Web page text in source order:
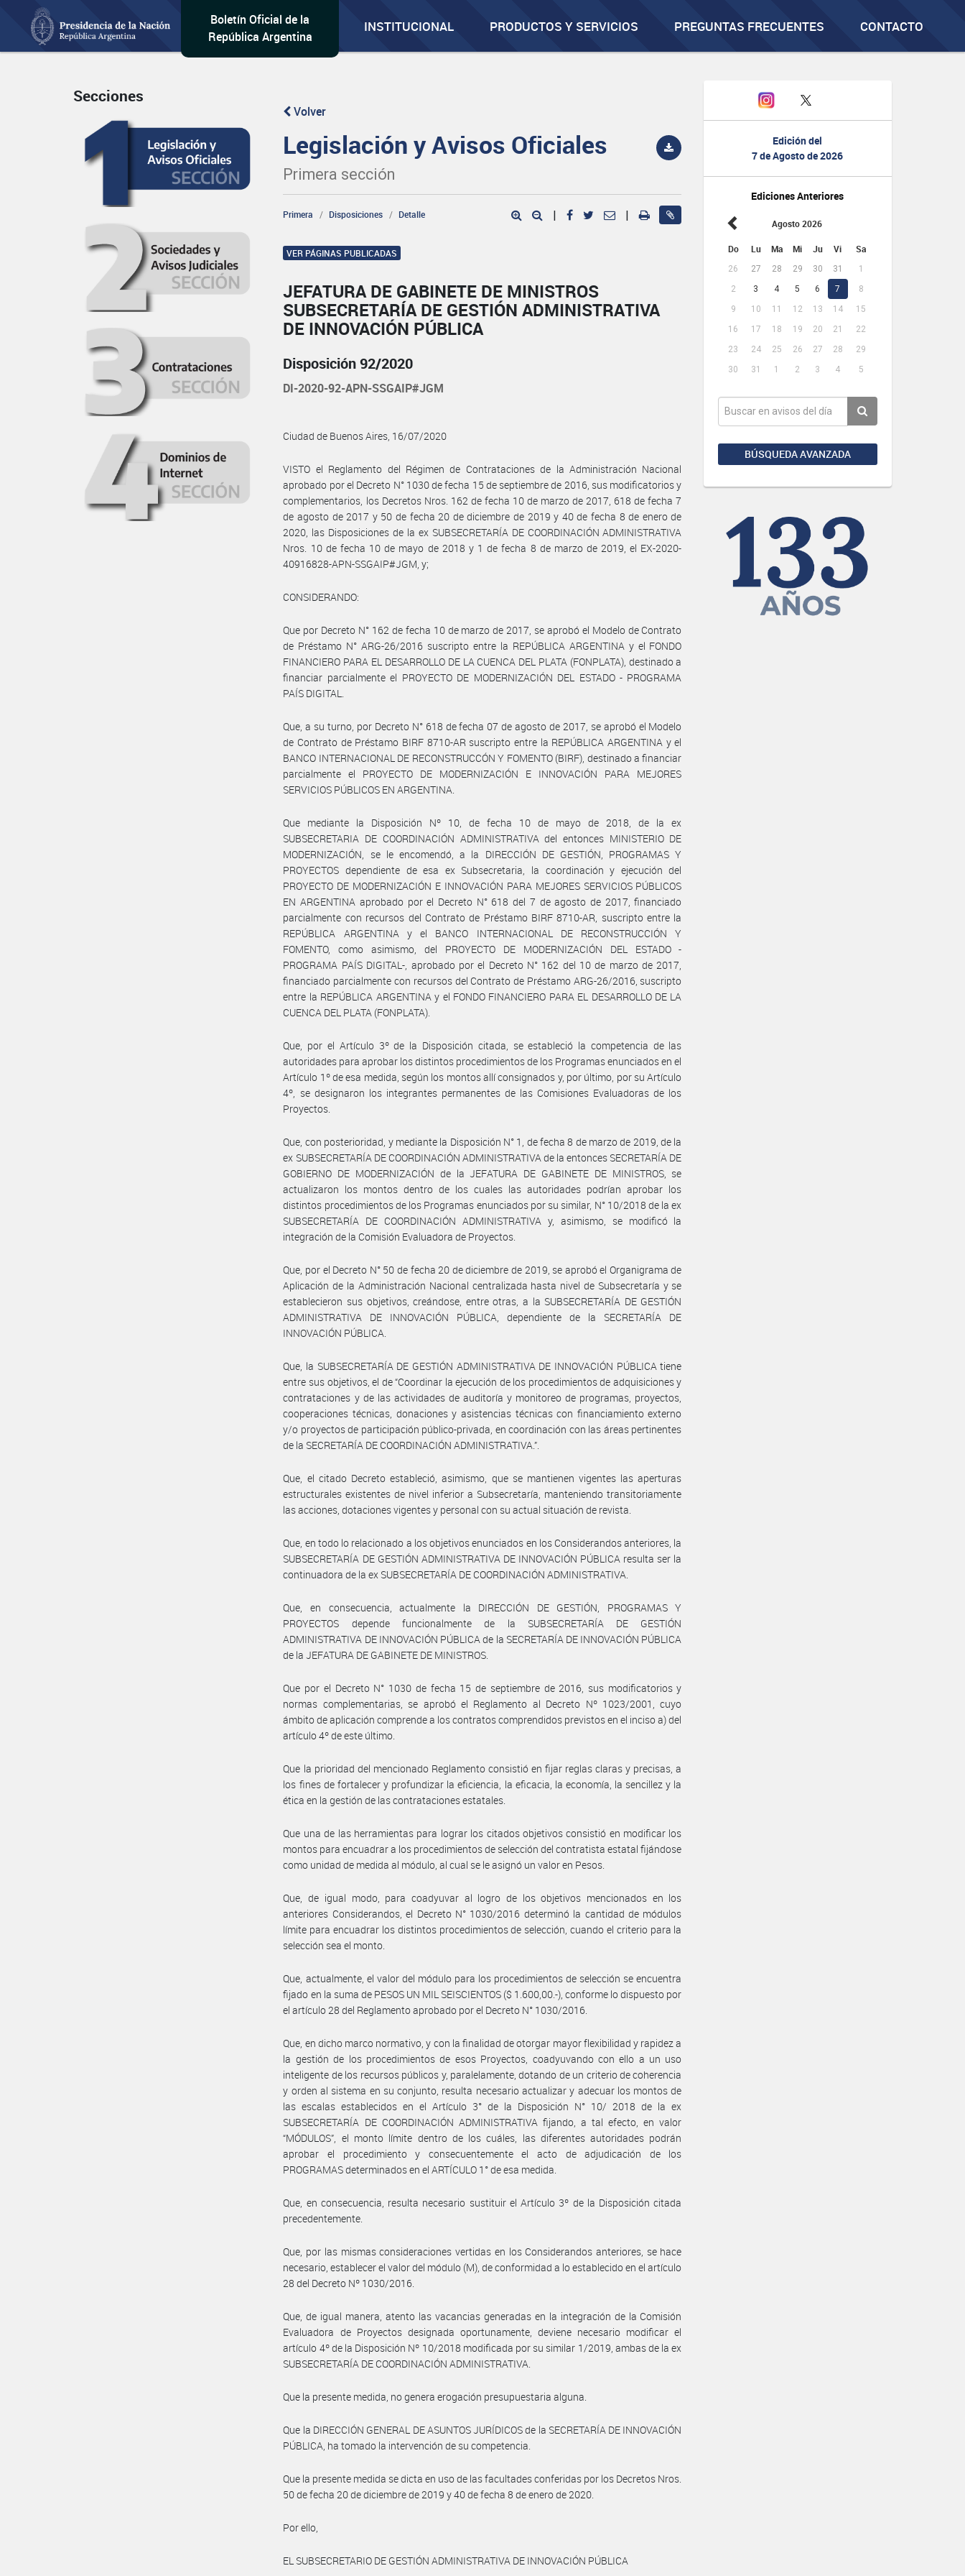
Boletín Oficial de la
República Argentina
INSTITUCIONAL PRODUCTOS Y SERVICIOS PREGUNTAS FRECUENTES CONTACTO
Edición del
7 de Agosto de 2026
Ediciones Anteriores
Agosto 2026
Do Lu Ma Mi Ju Vi Sa
26 27 28 29 30 31
1
2
3 4 5 6 7
8
9
10 11 12 13 14
15
16
17 18 19 20 21
22
23
24 25 26 27 28
29
30
31 1 2 3 4 5
BÚSQUEDA AVANZADA
Secciones
Volver
Legislación y Avisos Oficiales
Primera sección
Primera Disposiciones Detalle | |
VER PÁGINAS PUBLICADAS
JEFATURA DE GABINETE DE MINISTROS
SUBSECRETARÍA DE GESTIÓN ADMINISTRATIVA
DE INNOVACIÓN PÚBLICA
Disposición 92/2020
DI-2020-92-APN-SSGAIP#JGM
Ciudad de Buenos Aires, 16/07/2020
VISTO el Reglamento del Régimen de Contrataciones de la Administración Nacional
aprobado por el Decreto N° 1030 de fecha 15 de septiembre de 2016, sus modificatorios y
complementarios, los Decretos Nros. 162 de fecha 10 de marzo de 2017, 618 de fecha 7
de agosto de 2017 y 50 de fecha 20 de diciembre de 2019 y 40 de fecha 8 de enero de
2020, las Disposiciones de la ex SUBSECRETARÍA DE COORDINACIÓN ADMINISTRATIVA
Nros. 10 de fecha 10 de mayo de 2018 y 1 de fecha 8 de marzo de 2019, el EX-2020-
40916828-APN-SSGAIP#JGM, y;
CONSIDERANDO:
Que por Decreto N° 162 de fecha 10 de marzo de 2017, se aprobó el Modelo de Contrato
de Préstamo N° ARG-26/2016 suscripto entre la REPÚBLICA ARGENTINA y el FONDO
FINANCIERO PARA EL DESARROLLO DE LA CUENCA DEL PLATA (FONPLATA), destinado a
financiar parcialmente el PROYECTO DE MODERNIZACIÓN DEL ESTADO - PROGRAMA
PAÍS DIGITAL.
Que, a su turno, por Decreto N° 618 de fecha 07 de agosto de 2017, se aprobó el Modelo
de Contrato de Préstamo BIRF 8710-AR suscripto entre la REPÚBLICA ARGENTINA y el
BANCO INTERNACIONAL DE RECONSTRUCCÓN Y FOMENTO (BIRF), destinado a financiar
parcialmente el PROYECTO DE MODERNIZACIÓN E INNOVACIÓN PARA MEJORES
SERVICIOS PÚBLICOS EN ARGENTINA.
Que mediante la Disposición Nº 10, de fecha 10 de mayo de 2018, de la ex
SUBSECRETARIA DE COORDINACIÓN ADMINISTRATIVA del entonces MINISTERIO DE
MODERNIZACIÓN, se le encomendó, a la DIRECCIÓN DE GESTIÓN, PROGRAMAS Y
PROYECTOS dependiente de esa ex Subsecretaria, la coordinación y ejecución del
PROYECTO DE MODERNIZACIÓN E INNOVACIÓN PARA MEJORES SERVICIOS PÚBLICOS
EN ARGENTINA aprobado por el Decreto N° 618 del 7 de agosto de 2017, financiado
parcialmente con recursos del Contrato de Préstamo BIRF 8710-AR, suscripto entre la
REPÚBLICA ARGENTINA y el BANCO INTERNACIONAL DE RECONSTRUCCIÓN Y
FOMENTO, como asimismo, del PROYECTO DE MODERNIZACIÓN DEL ESTADO -
PROGRAMA PAÍS DIGITAL-, aprobado por el Decreto N° 162 del 10 de marzo de 2017,
financiado parcialmente con recursos del Contrato de Préstamo ARG-26/2016, suscripto
entre la REPÚBLICA ARGENTINA y el FONDO FINANCIERO PARA EL DESARROLLO DE LA
CUENCA DEL PLATA (FONPLATA).
Que, por el Artículo 3º de la Disposición citada, se estableció la competencia de las
autoridades para aprobar los distintos procedimientos de los Programas enunciados en el
Artículo 1º de esa medida, según los montos allí consignados y, por último, por su Artículo
4º, se designaron los integrantes permanentes de las Comisiones Evaluadoras de los
Proyectos.
Que, con posterioridad, y mediante la Disposición N° 1, de fecha 8 de marzo de 2019, de la
ex SUBSECRETARÍA DE COORDINACIÓN ADMINISTRATIVA de la entonces SECRETARÍA DE
GOBIERNO DE MODERNIZACIÓN de la JEFATURA DE GABINETE DE MINISTROS, se
actualizaron los montos dentro de los cuales las autoridades podrían aprobar los
distintos procedimientos de los Programas enunciados por su similar, N° 10/2018 de la ex
SUBSECRETARÍA DE COORDINACIÓN ADMINISTRATIVA y, asimismo, se modificó la
integración de la Comisión Evaluadora de Proyectos.
Que, por el Decreto N° 50 de fecha 20 de diciembre de 2019, se aprobó el Organigrama de
Aplicación de la Administración Nacional centralizada hasta nivel de Subsecretaría y se
establecieron sus objetivos, creándose, entre otras, a la SUBSECRETARÍA DE GESTIÓN
ADMINISTRATIVA DE INNOVACIÓN PÚBLICA, dependiente de la SECRETARÍA DE
INNOVACIÓN PÚBLICA.
Que, la SUBSECRETARÍA DE GESTIÓN ADMINISTRATIVA DE INNOVACIÓN PÚBLICA tiene
entre sus objetivos, el de “Coordinar la ejecución de los procedimientos de adquisiciones y
contrataciones y de las actividades de auditoría y monitoreo de programas, proyectos,
cooperaciones técnicas, donaciones y asistencias técnicas con financiamiento externo
y/o proyectos de participación público-privada, en coordinación con las áreas pertinentes
de la SECRETARÍA DE COORDINACIÓN ADMINISTRATIVA.”.
Que, el citado Decreto estableció, asimismo, que se mantienen vigentes las aperturas
estructurales existentes de nivel inferior a Subsecretaría, manteniendo transitoriamente
las acciones, dotaciones vigentes y personal con su actual situación de revista.
Que, en todo lo relacionado a los objetivos enunciados en los Considerandos anteriores, la
SUBSECRETARÍA DE GESTIÓN ADMINISTRATIVA DE INNOVACIÓN PÚBLICA resulta ser la
continuadora de la ex SUBSECRETARÍA DE COORDINACIÓN ADMINISTRATIVA.
Que, en consecuencia, actualmente la DIRECCIÓN DE GESTIÓN, PROGRAMAS Y
PROYECTOS depende funcionalmente de la SUBSECRETARÍA DE GESTIÓN
ADMINISTRATIVA DE INNOVACIÓN PÚBLICA de la SECRETARÍA DE INNOVACIÓN PÚBLICA
de la JEFATURA DE GABINETE DE MINISTROS.
Que por el Decreto N° 1030 de fecha 15 de septiembre de 2016, sus modificatorios y
normas complementarias, se aprobó el Reglamento al Decreto Nº 1023/2001, cuyo
ámbito de aplicación comprende a los contratos comprendidos previstos en el inciso a) del
artículo 4º de este último.
Que la prioridad del mencionado Reglamento consistió en fijar reglas claras y precisas, a
los fines de fortalecer y profundizar la eficiencia, la eficacia, la economía, la sencillez y la
ética en la gestión de las contrataciones estatales.
Que una de las herramientas para lograr los citados objetivos consistió en modificar los
montos para encuadrar a los procedimientos de selección del contratista estatal fijándose
como unidad de medida al módulo, al cual se le asignó un valor en Pesos.
Que, de igual modo, para coadyuvar al logro de los objetivos mencionados en los
anteriores Considerandos, el Decreto N° 1030/2016 determinó la cantidad de módulos
límite para encuadrar los distintos procedimientos de selección, cuando el criterio para la
selección sea el monto.
Que, actualmente, el valor del módulo para los procedimientos de selección se encuentra
fijado en la suma de PESOS UN MIL SEISCIENTOS ($ 1.600,00.-), conforme lo dispuesto por
el artículo 28 del Reglamento aprobado por el Decreto N° 1030/2016.
Que, en dicho marco normativo, y con la finalidad de otorgar mayor flexibilidad y rapidez a
la gestión de los procedimientos de esos Proyectos, coadyuvando con ello a un uso
inteligente de los recursos públicos y, paralelamente, dotando de un criterio de coherencia
y orden al sistema en su conjunto, resulta necesario actualizar y adecuar los montos de
las escalas establecidos en el Artículo 3° de la Disposición N° 10/ 2018 de la ex
SUBSECRETARÍA DE COORDINACIÓN ADMINISTRATIVA fijando, a tal efecto, en valor
“MÓDULOS”, el monto límite dentro de los cuáles, las diferentes autoridades podrán
aprobar el procedimiento y consecuentemente el acto de adjudicación de los
PROGRAMAS determinados en el ARTÍCULO 1° de esa medida.
Que, en consecuencia, resulta necesario sustituir el Artículo 3º de la Disposición citada
precedentemente.
Que, por las mismas consideraciones vertidas en los Considerandos anteriores, se hace
necesario, establecer el valor del módulo (M), de conformidad a lo establecido en el artículo
28 del Decreto Nº 1030/2016.
Que, de igual manera, atento las vacancias generadas en la integración de la Comisión
Evaluadora de Proyectos designada oportunamente, deviene necesario modificar el
artículo 4º de la Disposición Nº 10/2018 modificada por su similar 1/2019, ambas de la ex
SUBSECRETARÍA DE COORDINACIÓN ADMINISTRATIVA.
Que la presente medida, no genera erogación presupuestaria alguna.
Que la DIRECCIÓN GENERAL DE ASUNTOS JURÍDICOS de la SECRETARÍA DE INNOVACIÓN
PÚBLICA, ha tomado la intervención de su competencia.
Que la presente medida se dicta en uso de las facultades conferidas por los Decretos Nros.
50 de fecha 20 de diciembre de 2019 y 40 de fecha 8 de enero de 2020.
Por ello,
EL SUBSECRETARIO DE GESTIÓN ADMINISTRATIVA DE INNOVACIÓN PÚBLICA